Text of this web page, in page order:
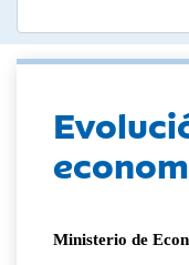
Ministerio de